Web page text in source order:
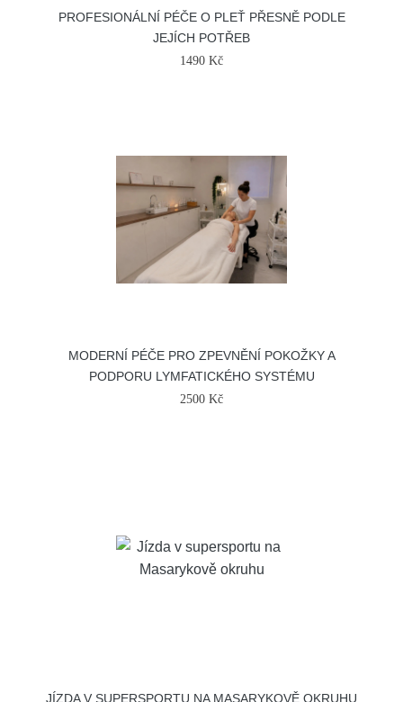
PROFESIONÁLNÍ PÉČE O PLEŤ PŘESNĚ PODLE
JEJÍCH POTŘEB
1490 Kč
MODERNÍ PÉČE PRO ZPEVNĚNÍ POKOŽKY A
PODPORU LYMFATICKÉHO SYSTÉMU
2500 Kč
JÍZDA V SUPERSPORTU NA MASARYKOVĚ OKRUHU